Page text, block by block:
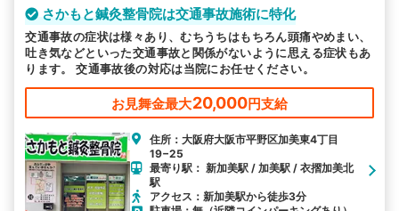
さかもと鍼灸整骨院は交通事故施術に特化
交通事故の症状は様々あり、むちうちはもちろん頭痛やめまい、
吐き気などといった交通事故と関係がないように思える症状もあ
ります。 交通事故後の対応は当院にお任せください。
お見舞金最大20,000円支給
住所：大阪府大阪市平野区加美東4丁目
19−25
最寄り駅： 新加美駅 / 加美駅 / 衣摺加美北
駅
アクセス：新加美駅から徒歩3分